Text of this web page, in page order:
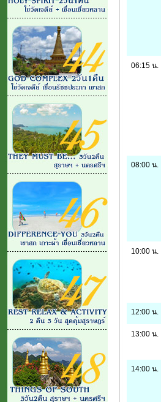
06:15 น.
08:00 น.
10:00 น.
12:00 น.
13:00 น.
14:00 น.